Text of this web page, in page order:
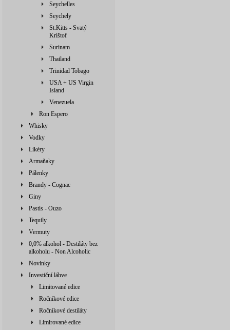
Seychelles
Seychely
St.Kitts - Svatý
Krištof
Surinam
Thailand
Trinidad Tobago
USA + US Virgin
Island
Venezuela
Ron Espero
Whisky
Vodky
Likéry
Armaňaky
Pálenky
Brandy - Cognac
Giny
Pastis - Ouzo
Tequily
Vermuty
0,0% alkohol - Destiláty bez
alkoholu - Non Alcoholic
Novinky
Investiční láhve
Limitované edice
Ročníkové edice
Ročníkové destiláty
Limirované edice